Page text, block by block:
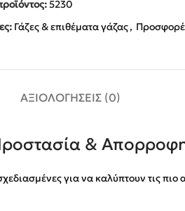
5230
Γάζες & επιθέματα γάζας,
ΑΞΙΟΛΟΓΉΣΕΙΣ (0)
&
για να καλύπτουν τις πιο